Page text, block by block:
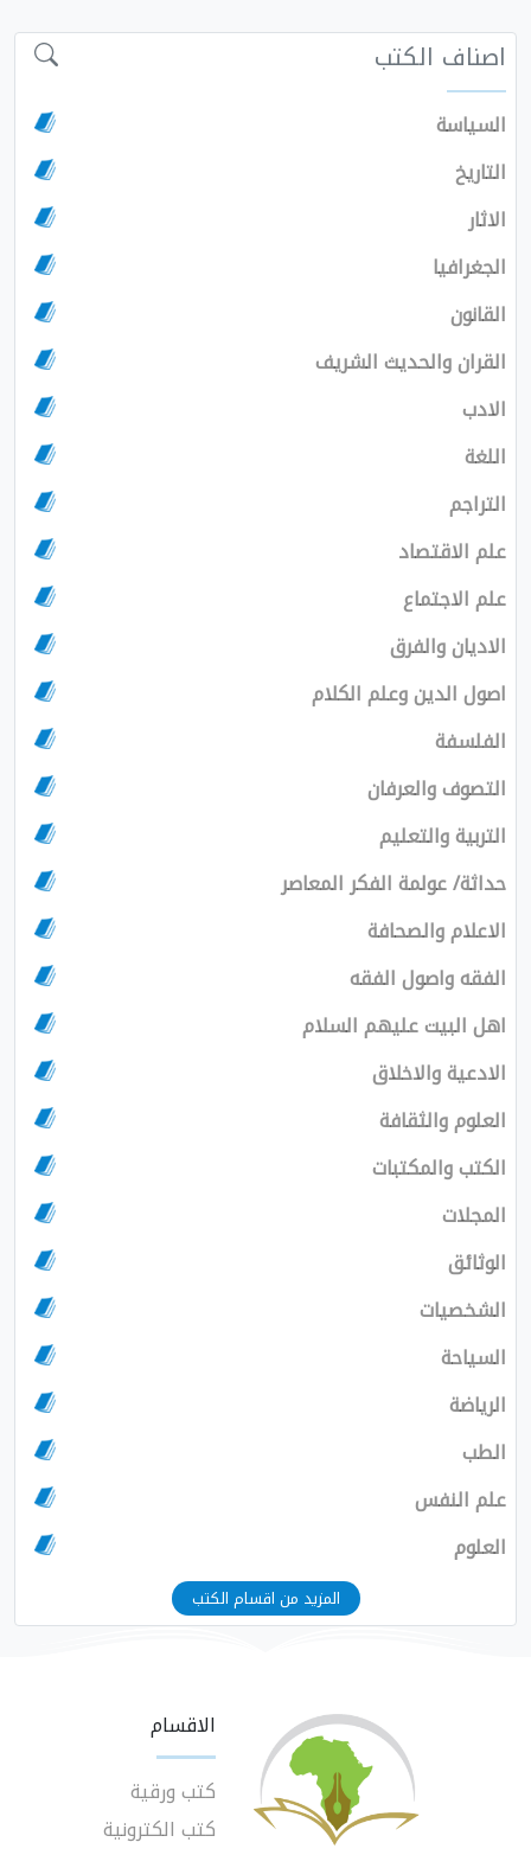
اصناف الكتب
السياسة
التاريخ
الاثار
الجغرافيا
القانون
القران والحديث الشريف
الادب
اللغة
التراجم
علم الاقتصاد
علم الاجتماع
الاديان والفرق
اصول الدين وعلم الكلام
الفلسفة
التصوف والعرفان
التربية والتعليم
حداثة/ عولمة الفكر المعاصر
الاعلام والصحافة
الفقه واصول الفقه
اهل البيت عليهم السلام
الادعية والاخلاق
العلوم والثقافة
الكتب والمكتبات
المجلات
الوثائق
الشخصيات
السياحة
الرياضة
الطب
علم النفس
العلوم
المزيد من اقسام الكتب
الاقسام
كتب ورقية
كتب الكترونية